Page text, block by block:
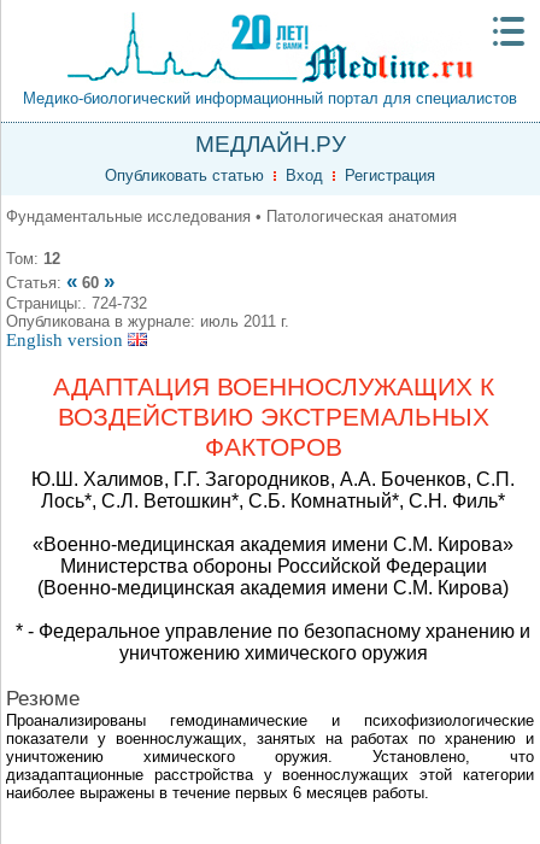
Медико-биологический информационный портал для специалистов
МЕДЛАЙН.РУ
Опубликовать статью Вход Регистрация
Фундаментальные исследования • Патологическая анатомия
Том: 12
Статья: « 60 »
Страницы:. 724-732
Опубликована в журнале: июль 2011 г.
English version
АДАПТАЦИЯ ВОЕННОСЛУЖАЩИХ К
ВОЗДЕЙСТВИЮ ЭКСТРЕМАЛЬНЫХ
ФАКТОРОВ
Ю.Ш. Халимов, Г.Г. Загородников, А.А. Боченков, С.П.
Лось*, С.Л. Ветошкин*, С.Б. Комнатный*, С.Н. Филь*
«Военно-медицинская академия имени С.М. Кирова»
Министерства обороны Российской Федерации
(Военно-медицинская академия имени С.М. Кирова)
* - Федеральное управление по безопасному хранению и
уничтожению химического оружия
Резюме
Проанализированы гемодинамические и психофизиологические
показатели у военнослужащих, занятых на работах по хранению и
уничтожению химического оружия. Установлено, что
дизадаптационные расстройства у военнослужащих этой категории
наиболее выражены в течение первых 6 месяцев работы.